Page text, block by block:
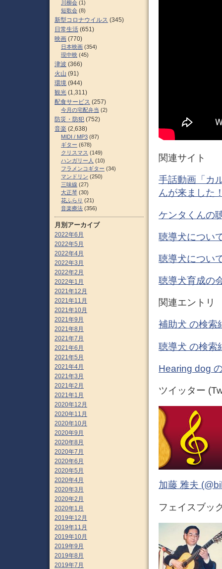
関連サイト
手話動画「カ
んが来ました
ケンタくんの
聴導犬につい
聴導犬につい
聴導犬育成の
関連エントリ
補助犬 の検索
聴導犬 の検索
Hearing dog
ツイッター
加藤 雅夫
フェイスブッ
川柳会 (1)
短歌会 (8)
新型コロナウイルス (345)
日常生活 (651)
映画 (770)
日本映画 (354)
現中映 (45)
津波 (366)
火山 (91)
環境 (944)
観光 (1,311)
配食サービス (257)
今月の宅配弁当 (2)
防災・防犯 (752)
音楽 (2,638)
MIDI / MP3 (87)
ギター (678)
クリスマス (149)
ハンガリー人 (10)
フラメンコギター (34)
マンドリン (250)
三味線 (27)
大正琴 (30)
花ふらり (21)
音楽療法 (356)
月別アーカイブ
2022年6月
2022年5月
2022年4月
2022年3月
2022年2月
2022年1月
2021年12月
2021年11月
2021年10月
2021年9月
2021年8月
2021年7月
2021年6月
2021年5月
2021年4月
2021年3月
2021年2月
2021年1月
2020年12月
2020年11月
2020年10月
2020年9月
2020年8月
2020年7月
2020年6月
2020年5月
2020年4月
2020年3月
2020年2月
2020年1月
2019年12月
2019年11月
2019年10月
2019年9月
2019年8月
2019年7月